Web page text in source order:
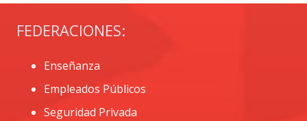
FEDERACIONES:
Enseñanza
Empleados Públicos
Seguridad Privada